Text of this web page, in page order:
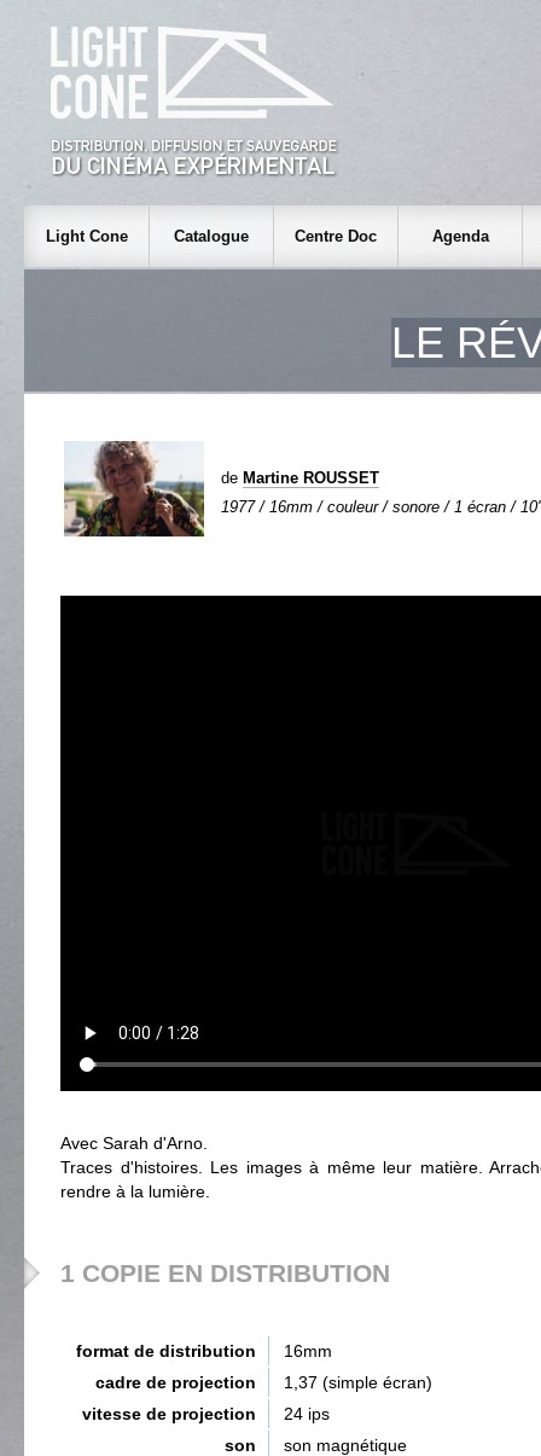
Light Cone Catalogue Centre Doc Agenda
LE
de Martine ROUSSET
1977 / 16mm / couleur / sonore / 1 écran /
Avec Sarah d'Arno.
Traces d'histoires. Les images à même leur matière.
rendre à la lumière.
1 COPIE EN DISTRIBUTION
format de distribution
16mm
cadre de projection
1,37 (simple écran)
vitesse de projection
24 ips
son
son magnétique